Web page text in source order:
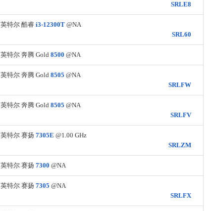
SRLE8
英特尔 酷睿 i3-12300T@NA
SRL60
英特尔 奔腾 Gold 8500 @NA
英特尔 奔腾 Gold 8505 @NA
SRLFW
英特尔 奔腾 Gold 8505 @NA
SRLFV
英特尔 赛扬 7305E @1.00 GHz
SRLZM
英特尔 赛扬 7300 @NA
英特尔 赛扬 7305 @NA
SRLFX